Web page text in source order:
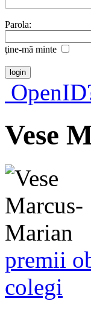
Parola:
ţine-mã minte
Vese
premii
colegi